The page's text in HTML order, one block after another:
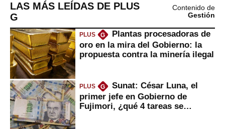
LAS MÁS LEÍDAS DE PLUS
G
Contenido de
Gestión
PLUS G
Plantas procesadoras de
oro en la mira del Gobierno: la
propuesta contra la minería ilegal
PLUS G
Sunat: César Luna, el
primer jefe en Gobierno de
Fujimori, ¿qué 4 tareas se